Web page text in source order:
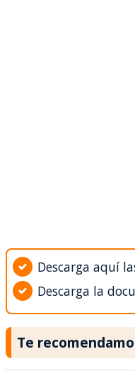
Descarga aquí
Descarga la
Te